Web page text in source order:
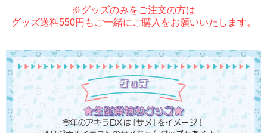
※グッズのみをご注文の方は
グッズ送料550円もご一緒にご購入をお願いいたします。